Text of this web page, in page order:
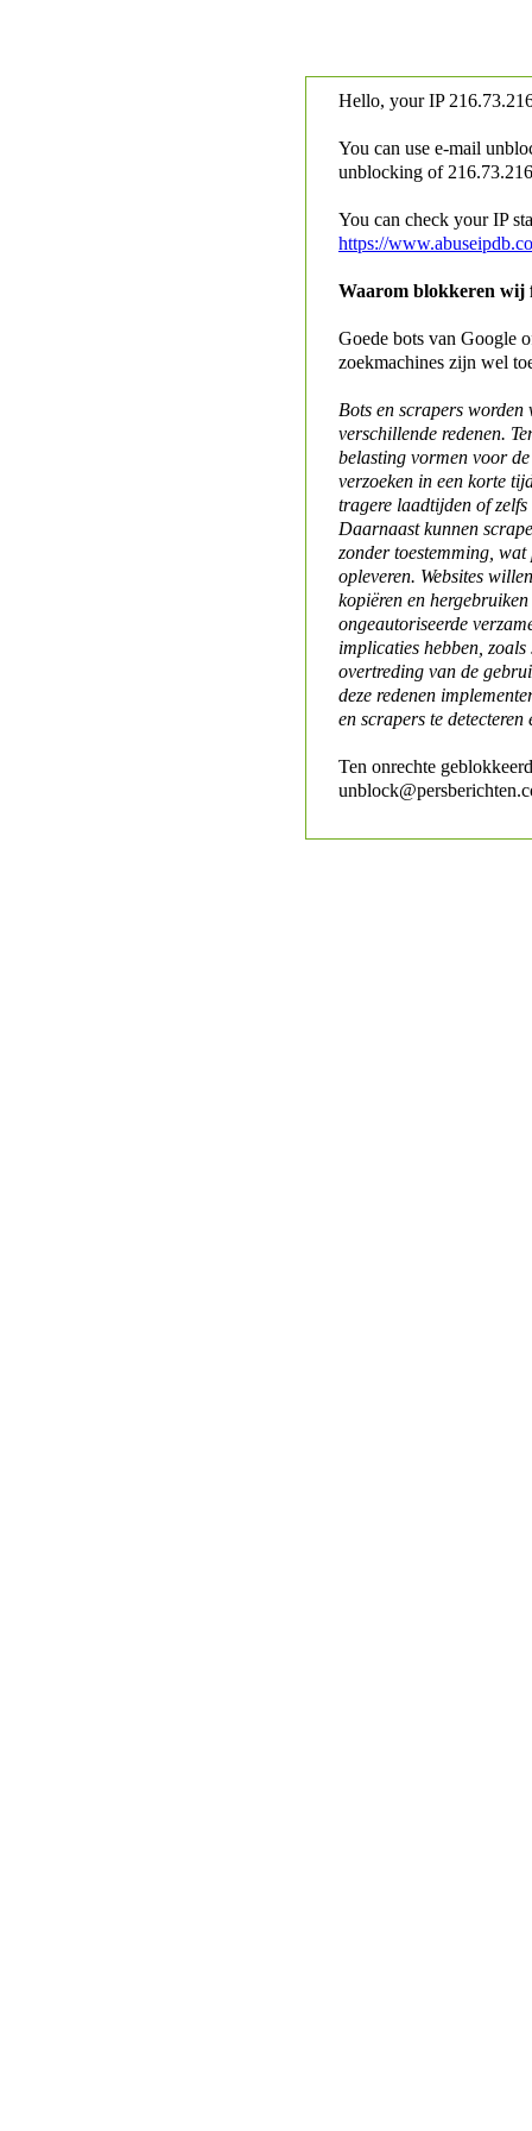
Hello, your IP
You can use e-mail
unblocking of
You can check your IP
https://
Waarom blokkeren wij
Goede bots van Google
zoekmachines zijn wel
Bots en scrapers worden
verschillende redenen.
belasting vormen voor
verzoeken in een korte
tragere laadtijden of
Daarnaast kunnen
zonder toestemming,
opleveren. Websites
kopiëren en
ongeautoriseerde
implicaties hebben,
overtreding van de
deze redenen
en scrapers te detecteren
Ten onrechte